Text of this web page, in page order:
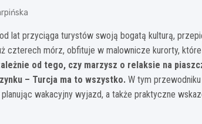
lat przyciąga turystów swoją bogatą kulturą,
czterech mórz, obfituje w malownicze kurorty,
od tego, czy marzysz o relaksie na
– Turcja ma to wszystko. W tym
wakacyjny wyjazd, a także praktyczne